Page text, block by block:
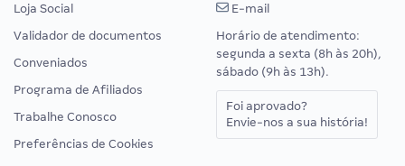
Loja Social
Validador de documentos
Conveniados
Programa de Afiliados
Trabalhe Conosco
Preferências de Cookies
E-mail
Horário de atendimento:
segunda a sexta (8h às 20h),
sábado (9h às 13h).
Foi aprovado?
Envie-nos a sua história!